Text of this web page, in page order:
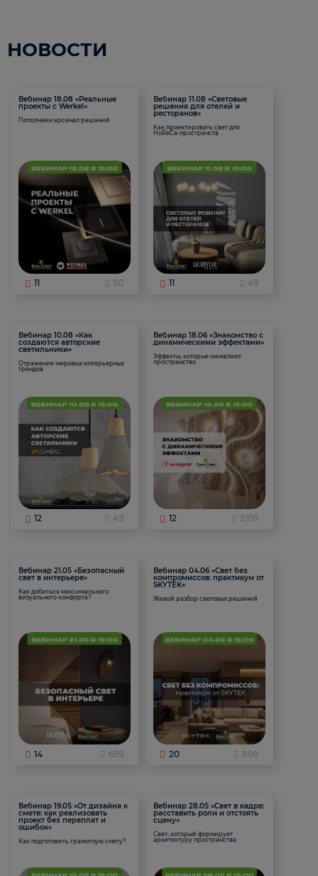
НОВОСТИ
Вебинар 18.08 «Реальные
проекты с Werkel»
Пополняем арсенал решений
11 50
Вебинар 11.08 «Световые
решения для отелей и
ресторанов»
Как проектировать свет для
HoReCa-пространств
11 49
Вебинар 10.08 «Как
создаются авторские
светильники»
Отражение мировых интерьерных
трендов
12 49
Вебинар 18.06 «Знакомство с
динамическими эффектами»
Эффекты, которые оживляют
пространство
12 2109
Вебинар 21.05 «Безопасный
свет в интерьере»
Как добиться максимального
визуального комфорта?
14 659
Вебинар 04.06 «Свет без
компромиссов: практикум от
SKYTEK»
Живой разбор световых решений
20 809
Вебинар 19.05 «От дизайна к
смете: как реализовать
проект без переплат и
ошибок»
Как подготовить грамотную смету?
Вебинар 28.05 «Свет в кадре:
расставить роли и отстоять
сцену»
Свет, который формирует
архитектуру пространства.